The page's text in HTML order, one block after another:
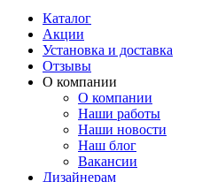
Каталог
Акции
Установка и доставка
Отзывы
О компании
О компании
Наши работы
Наши новости
Наш блог
Вакансии
Дизайнерам